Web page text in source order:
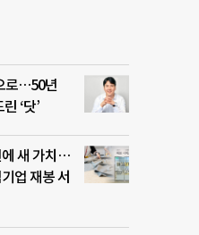
로…50년
‘닷’
에 새 가치…
업 재봉 서